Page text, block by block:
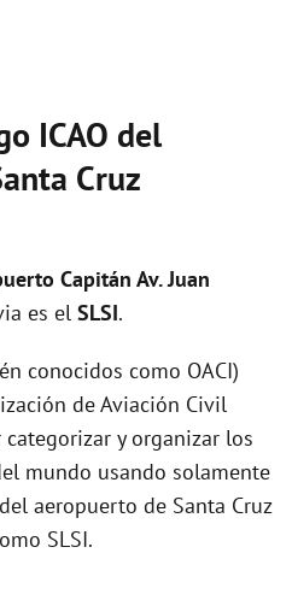
ICAO del
Cruz
Capitán Av. Juan
es el SLSI.
conocidos como OACI)
de Aviación Civil
y organizar los
mundo usando solamente
aeropuerto de Santa Cruz
SLSI.